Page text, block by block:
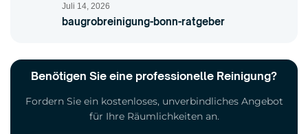
Juli 14, 2026
baugrobreinigung-bonn-ratgeber
Benötigen Sie eine professionelle Reinigung?
Fordern Sie ein kostenloses, unverbindliches Angebot
für Ihre Räumlichkeiten an.